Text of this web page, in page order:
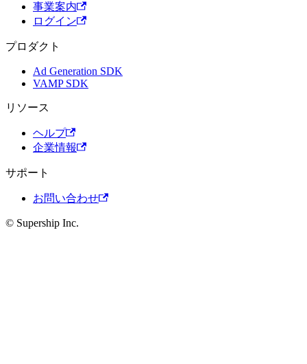
事業案内
ログイン
プロダクト
Ad Generation SDK
VAMP SDK
リソース
ヘルプ
企業情報
サポート
お問い合わせ
© Supership Inc.